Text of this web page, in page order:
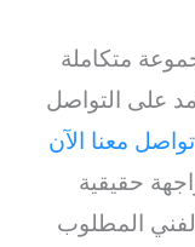
متكاملة
على التواصل
تواصل معنا الآن
حقيقية
المطلوب